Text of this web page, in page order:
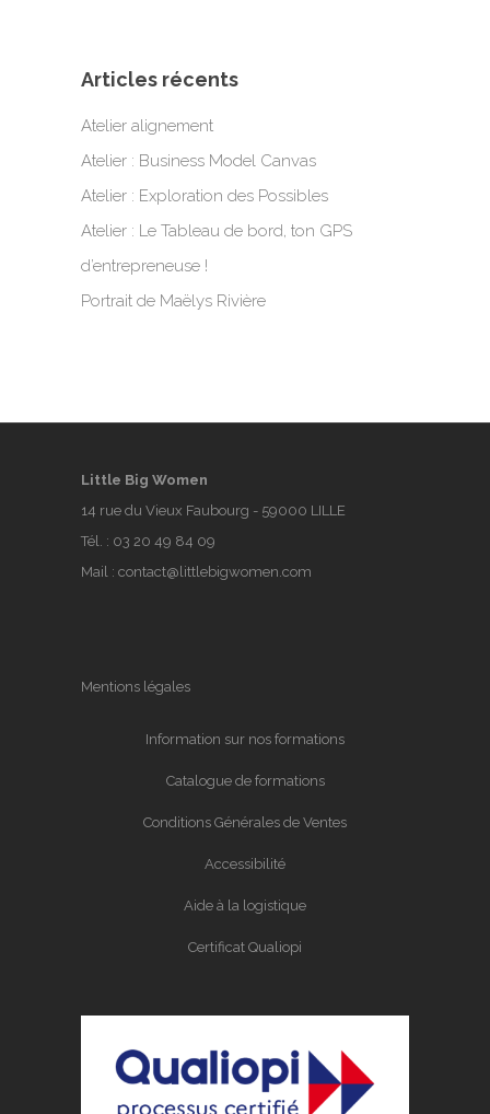
Articles récents
Atelier alignement
Atelier : Business Model Canvas
Atelier : Exploration des Possibles
Atelier : Le Tableau de bord, ton GPS
d’entrepreneuse !
Portrait de Maëlys Rivière
Little Big Women
14 rue du Vieux Faubourg - 59000 LILLE
Tél. : 03 20 49 84 09
Mail : contact@littlebigwomen.com
Mentions légales
Information sur nos formations
Catalogue de formations
Conditions Générales de Ventes
Accessibilité
Aide à la logistique
Certificat Qualiopi